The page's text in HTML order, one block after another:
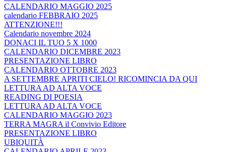
CALENDARIO MAGGIO 2025
calendario FEBBRAIO 2025
ATTENZIONE!!!
Calendario novembre 2024
DONACI IL TUO 5 X 1000
CALENDARIO DICEMBRE 2023
PRESENTAZIONE LIBRO
CALENDARIO OTTOBRE 2023
A SETTEMBRE APRITI CIELO! RICOMINCIA DA QUI
LETTURA AD ALTA VOCE
READING DI POESIA
LETTURA AD ALTA VOCE
CALENDARIO MAGGIO 2023
TERRA MAGRA il Convivio Editore
PRESENTAZIONE LIBRO
UBIQUITÀ